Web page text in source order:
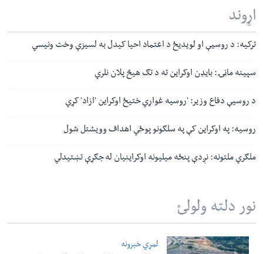
اړوند
ترکیه: د روسيې او لویدیځ د اعتماد احیا کیدل به لسیزې وخت ونیسي
سپینه ماڼۍ: بایډن اوکراین ته د تګ هیڅ پلان نلري
د روسیې دفاع وزیر: 'روسیه غواړي ختیځ اوکراین 'ازاد' کړي
روسیه: په اوکراین کې په سلګونو پوځي اهداف وویشتل شول
ملګري ملتونه: نږدې پنځه میلیونه اوکراینیان له جګړې تښتیدلي
نور دلته ولولئ
لمړي خبرونه